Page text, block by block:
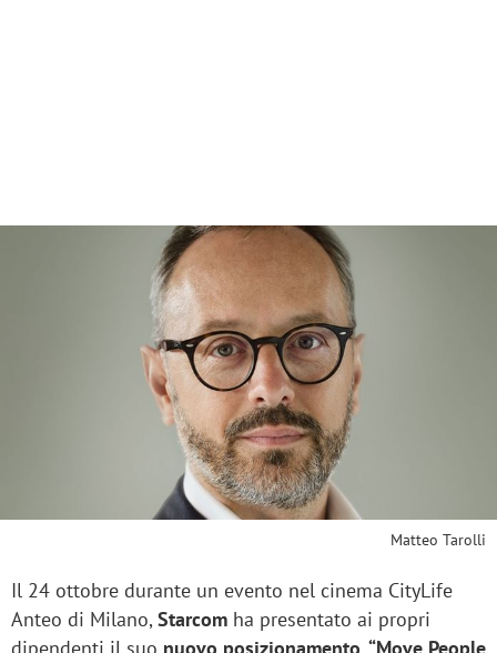
Matteo Tarolli
Il 24 ottobre durante un evento nel cinema CityLife
Anteo di Milano, Starcom ha presentato ai propri
dipendenti il suo nuovo posizionamento, “Move People